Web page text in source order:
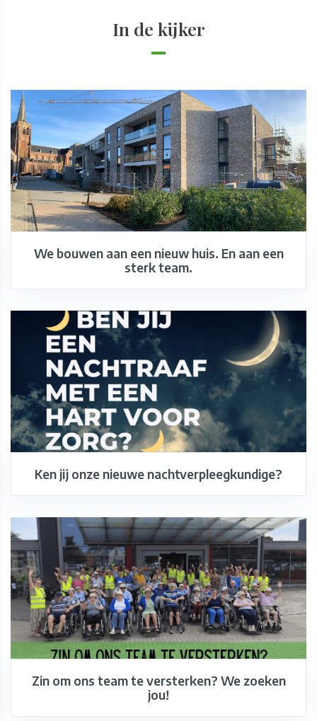
In de kijker
We bouwen aan een nieuw huis. En aan een
sterk team.
Ken jij onze nieuwe nachtverpleegkundige?
Zin om ons team te versterken? We zoeken
jou!